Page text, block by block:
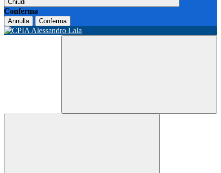
Chiudi
Conferma
Annulla Conferma